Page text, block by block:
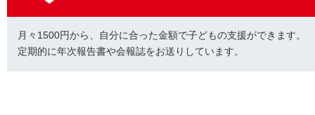
月々1500円から、自分に合った金額で子どもの支援ができます。
定期的に年次報告書や会報誌をお送りしています。